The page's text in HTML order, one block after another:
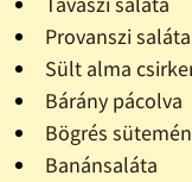
Provanszi saláta
Sült alma
Bárány pácolva
Bögrés
Banánsaláta